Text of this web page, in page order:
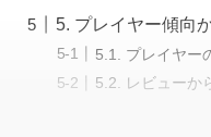
5. プレイヤー傾向
5.1. プレイヤー
5.2. レビューか